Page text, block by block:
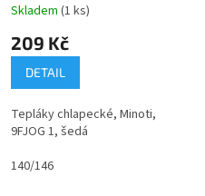
158/164
Skladem (1 ks)
209 Kč
DETAIL
Tepláky chlapecké, Minoti,
9FJOG 1, šedá
140/146